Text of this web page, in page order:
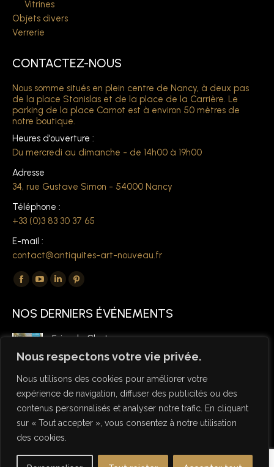
Nous respectons votre vie privée.
Nous utilisons des cookies pour améliorer votre
expérience de navigation, diffuser des publicités ou des
contenus personnalisés et analyser notre trafic. En cliquant
sur « Tout accepter », vous consentez à notre utilisation
des cookies.
Vitrines
Objets divers
Verrerie
CONTACTEZ-NOUS
Nous somme situés en plein centre de Nancy, à deux pas
de la place Stanislas et de la place de la Carrière. Le
parking de la place Carnot est à environ 50 mètres de
notre boutique.
Heures d'ouverture :
Du mercredi au dimanche - de 14h00 à 19h00
Adresse
34, rue Gustave Simon - 54000 Nancy
Téléphone :
+33 (0)3 83 30 37 65
E-mail :
contact@antiquites-art-nouveau.fr
Trouvez nous sur :
La
Facebook
s'ouvre
nouvelle
fenêtre
La
YouTube
s'ouvre
nouvelle
fenêtre
La
LinkedIn
s'ouvre
une
nouvelle
fenêtre
La
Pinterest
s'ouvre
nouvelle
fenêtre
NOS DERNIERS ÉVÉNEMENTS
Foire de Chatou
6 mars 2026